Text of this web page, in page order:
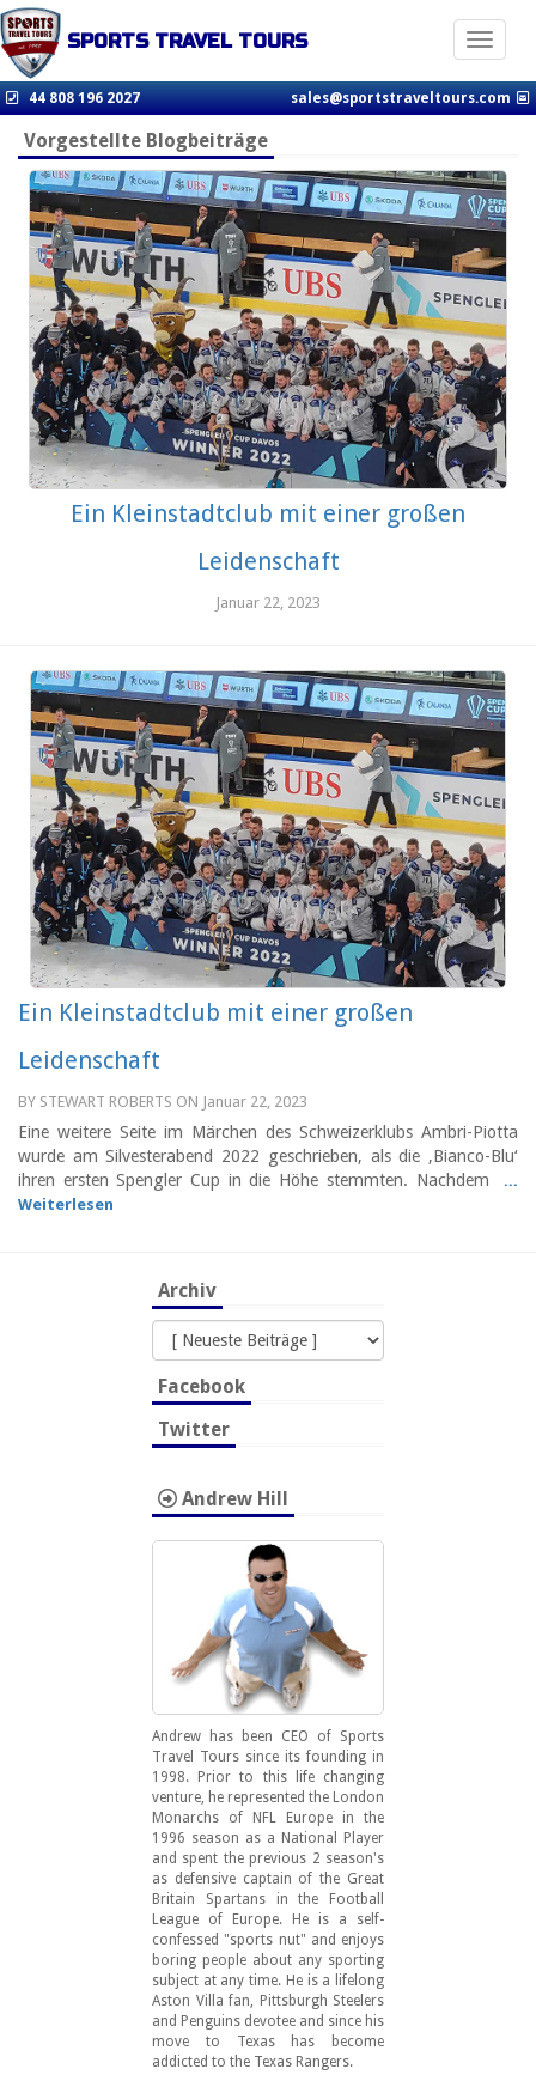
Toggle
SPORTS TRAVEL TOURS
44 808 196 2027 sales@sportstraveltours.com
Vorgestellte Blogbeiträge
Ein Kleinstadtclub mit einer großen
Leidenschaft
Januar 22, 2023
Ein Kleinstadtclub mit einer großen
Leidenschaft
BY STEWART ROBERTS ON Januar 22, 2023
Eine weitere Seite im Märchen des Schweizerklubs Ambri-Piotta
wurde am Silvesterabend 2022 geschrieben, als die ‚Bianco-Blu‘
ihren ersten Spengler Cup in die Höhe stemmten. Nachdem
...
Weiterlesen
Archiv
Facebook
Twitter
Andrew Hill
Andrew has been CEO of Sports
Travel Tours since its founding in
1998. Prior to this life changing
venture, he represented the London
Monarchs of NFL Europe in the
1996 season as a National Player
and spent the previous 2 season's
as defensive captain of the Great
Britain Spartans in the Football
League of Europe. He is a self-
confessed "sports nut" and enjoys
boring people about any sporting
subject at any time. He is a lifelong
Aston Villa fan, Pittsburgh Steelers
and Penguins devotee and since his
move to Texas has become
addicted to the Texas Rangers.